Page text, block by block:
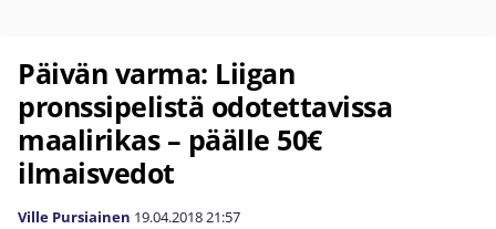
Päivän varma: Liigan
pronssipelistä odotettavissa
maalirikas – päälle 50€
ilmaisvedot
Ville Pursiainen 19.04.201821:57